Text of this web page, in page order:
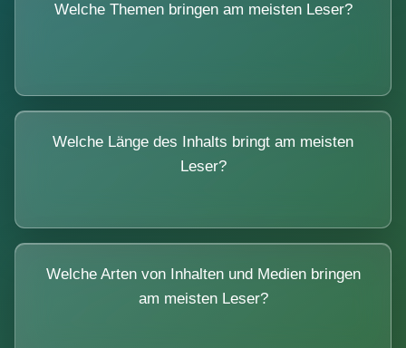
Welche Themen bringen am meisten Leser?
Welche Länge des Inhalts bringt am meisten
Leser?
Welche Arten von Inhalten und Medien bringen
am meisten Leser?